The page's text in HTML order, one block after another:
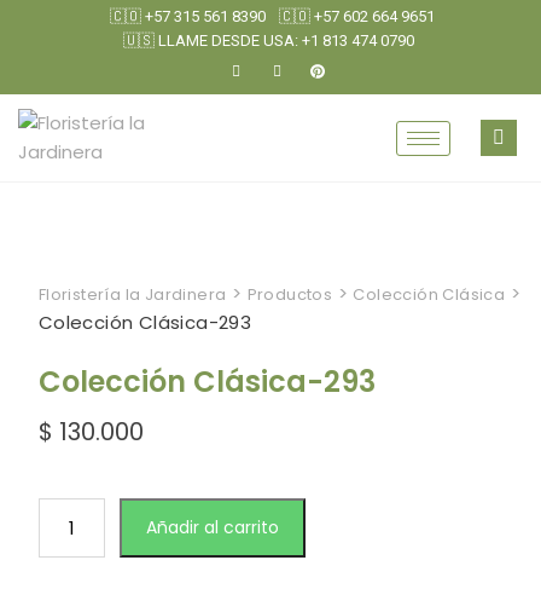
🇨🇴 +57 315 561 8390
🇨🇴 +57 602 664 9651
🇺🇸 LLAME DESDE USA: +1 813 474 0790
Floristería la Jardinera > Productos > Colección Clásica >
Colección Clásica-293
Colección Clásica-293
$ 130.000
Añadir al carrito